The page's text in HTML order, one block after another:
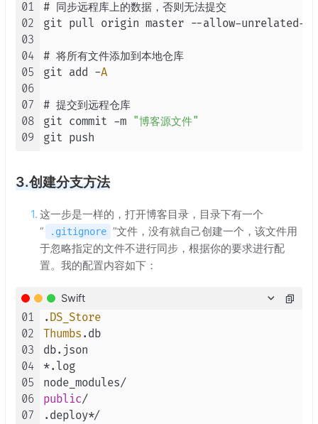
01
02
03
04
05
06
07
08
09
# 同步远程库上的数据，否则无法提交
git pull origin master --allow-unrelated-
# 将所有文件添加到本地仓库
git add -A
# 提交到远程仓库
git commit -m "博客源文件"
3.创建分支方法
这一步是一样的，打开博客目录，目录下有一个
“
.gitignore ”文件，没有就自己创建一个，该文件用
于忽略指定的文件不进行同步，根据你的要求进行配
置。我的配置内容如下：
Swift
01
02
03
04
05
06
07
. DS_Store
Thumbs .db
*.log
node_modules/
public/
.deploy*/